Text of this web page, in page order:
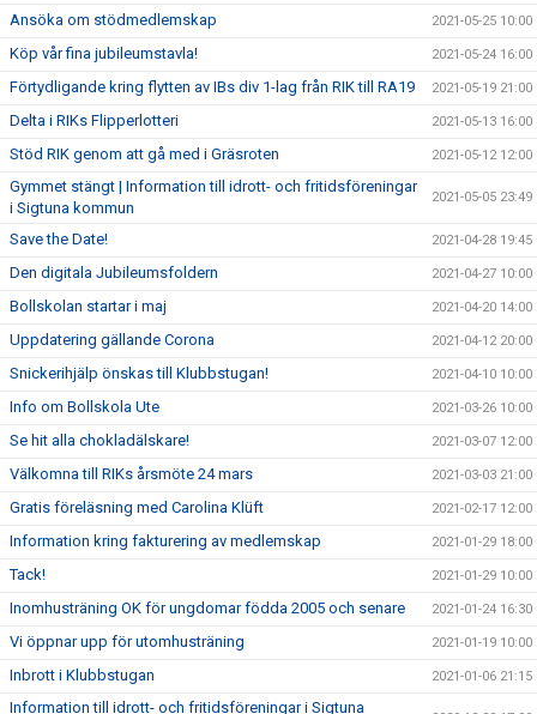
Ansöka om stödmedlemskap 2021-05-25 10:00
Köp vår fina jubileumstavla! 2021-05-24 16:00
Förtydligande kring flytten av IBs div 1-lag från RIK till RA19 2021-05-19 21:00
Delta i RIKs Flipperlotteri 2021-05-13 16:00
Stöd RIK genom att gå med i Gräsroten 2021-05-12 12:00
Gymmet stängt | Information till idrott- och fritidsföreningar
i Sigtuna kommun
2021-05-05 23:49
Save the Date! 2021-04-28 19:45
Den digitala Jubileumsfoldern 2021-04-27 10:00
Bollskolan startar i maj 2021-04-20 14:00
Uppdatering gällande Corona 2021-04-12 20:00
Snickerihjälp önskas till Klubbstugan! 2021-04-10 10:00
Info om Bollskola Ute 2021-03-26 10:00
Se hit alla chokladälskare! 2021-03-07 12:00
Välkomna till RIKs årsmöte 24 mars 2021-03-03 21:00
Gratis föreläsning med Carolina Klüft 2021-02-17 12:00
Information kring fakturering av medlemskap 2021-01-29 18:00
Tack! 2021-01-29 10:00
Inomhusträning OK för ungdomar födda 2005 och senare 2021-01-24 16:30
Vi öppnar upp för utomhusträning 2021-01-19 10:00
Inbrott i Klubbstugan 2021-01-06 21:15
Information till idrott- och fritidsföreningar i Sigtuna